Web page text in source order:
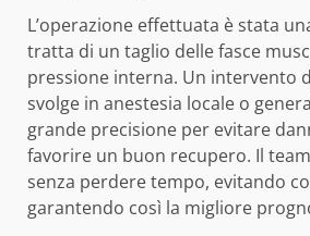
L’operazione effettuata è stata
tratta di un taglio delle fasce
pressione interna. Un intervento
svolge in anestesia locale o
grande precisione per evitare
favorire un buon recupero. Il
senza perdere tempo, evitando
garantendo così la migliore